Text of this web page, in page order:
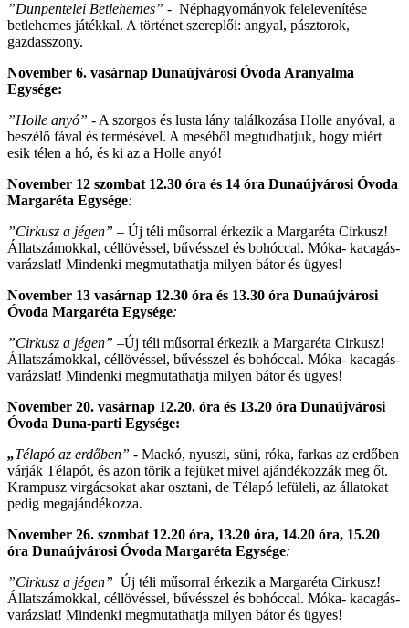
”Dunpentelei Betlehemes” - Néphagyományok felelevenítése
betlehemes játékkal. A történet szereplői: angyal, pásztorok,
gazdasszony.
November 6. vasárnap Dunaújvárosi Óvoda Aranyalma
Egysége:
”Holle anyó” - A szorgos és lusta lány találkozása Holle anyóval, a
beszélő fával és termésével. A meséből megtudhatjuk, hogy miért
esik télen a hó, és ki az a Holle anyó!
November 12 szombat 12.30 óra és 14 óra Dunaújvárosi Óvoda
Margaréta Egysége:
”Cirkusz a jégen” – Új téli műsorral érkezik a Margaréta Cirkusz!
Állatszámokkal, céllövéssel, bűvésszel és bohóccal. Móka- kacagás-
varázslat! Mindenki megmutathatja milyen bátor és ügyes!
November 13 vasárnap 12.30 óra és 13.30 óra Dunaújvárosi
Óvoda Margaréta Egysége:
”Cirkusz a jégen” –Új téli műsorral érkezik a Margaréta Cirkusz!
Állatszámokkal, céllövéssel, bűvésszel és bohóccal. Móka- kacagás-
varázslat! Mindenki megmutathatja milyen bátor és ügyes!
November 20. vasárnap 12.20. óra és 13.20 óra Dunaújvárosi
Óvoda Duna-parti Egysége:
„Télapó az erdőben” - Mackó, nyuszi, süni, róka, farkas az erdőben
várják Télapót, és azon törik a fejüket mivel ajándékozzák meg őt.
Krampusz virgácsokat akar osztani, de Télapó lefüleli, az állatokat
pedig megajándékozza.
November 26. szombat 12.20 óra, 13.20 óra, 14.20 óra, 15.20
óra Dunaújvárosi Óvoda Margaréta Egysége:
”Cirkusz a jégen” Új téli műsorral érkezik a Margaréta Cirkusz!
Állatszámokkal, céllövéssel, bűvésszel és bohóccal. Móka- kacagás-
varázslat! Mindenki megmutathatja milyen bátor és ügyes!